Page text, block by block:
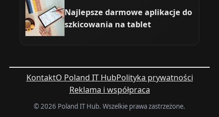
Najlepsze darmowe aplikacje do
szkicowania na tablet
KontaktO Poland IT HubPolityka prywatności
Reklama i współpraca
© 2026 Poland IT Hub. Wszelkie prawa zastrzeżone.